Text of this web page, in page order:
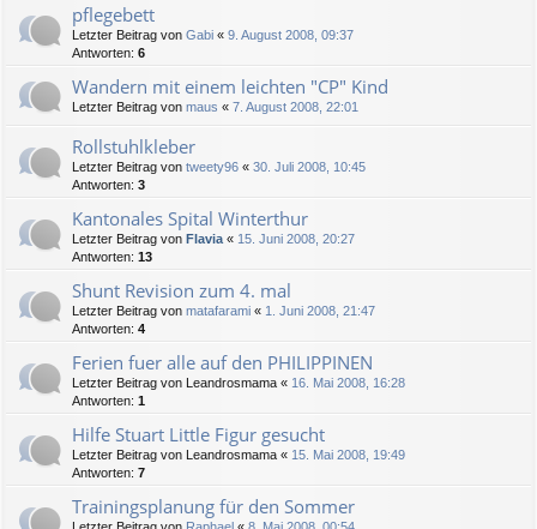
pflegebett
Letzter Beitrag von Gabi « 9. August 2008, 09:37
Antworten: 6
Wandern mit einem leichten "CP" Kind
Letzter Beitrag von maus « 7. August 2008, 22:01
Rollstuhlkleber
Letzter Beitrag von tweety96 « 30. Juli 2008, 10:45
Antworten: 3
Kantonales Spital Winterthur
Letzter Beitrag von Flavia « 15. Juni 2008, 20:27
Antworten: 13
Shunt Revision zum 4. mal
Letzter Beitrag von matafarami « 1. Juni 2008, 21:47
Antworten: 4
Ferien fuer alle auf den PHILIPPINEN
Letzter Beitrag von Leandrosmama « 16. Mai 2008, 16:28
Antworten: 1
Hilfe Stuart Little Figur gesucht
Letzter Beitrag von Leandrosmama « 15. Mai 2008, 19:49
Antworten: 7
Trainingsplanung für den Sommer